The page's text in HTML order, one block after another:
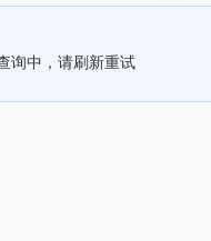
询中，请刷新重试